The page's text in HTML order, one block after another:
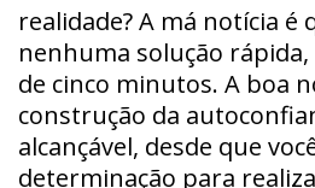
realidade? A má notícia é
nenhuma solução
de cinco minutos. A boa
construção da
alcançável, desde que
determinação para